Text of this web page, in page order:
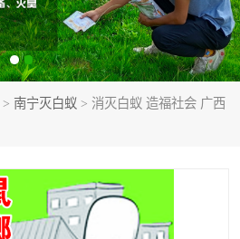
> 南宁灭白蚁 > 消灭白蚁 造福社会 广西
南宁杀虫
南宁消杀